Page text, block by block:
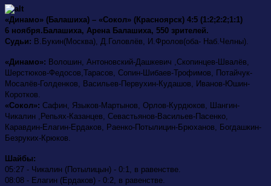
«Динамо» (Балашиха) – «Сокол» (Красноярск) 4:5 (1:2;2:2;1:1)
6 ноября.Балашиха, Арена Балашиха, 550 зрителей.
Судьи: В.Букин(Москва), Д.Головлёв, И.Фролов(оба- Наб.Челны).
«Динамо»: Волошин, Антоновский-Дашкевич ,Скопинцев-Швалёв,
Шерстюков-Федосов,Тарасов, Сопин-Шибаев-Трофимов, Потайчук-
Мосалёв-Голденков, Васильев-Первухин-Кудашов, Иванов-Юшин-
Коротков.
«Сокол»: Сафин, Языков-Мартынов, Орлов-Курдюков, Шангин-
Чикалин ,Репьях-Казанцев, Севастьянов-Васильев-Пасенко,
Каравдин-Елагин-Ердаков, Раенко-Потылицин-Брюханов, Богдашкин-
Безруких-Крюков.
Шайбы:
05:27 - Чикалин (Потылицын) - 0:1, в равенстве.
08:08 - Елагин (Ердаков) - 0:2, в равенстве.